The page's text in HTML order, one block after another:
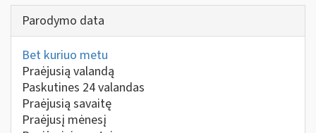
Parodymo data
Bet kuriuo metu
Praėjusią valandą
Paskutines 24 valandas
Praėjusią savaitę
Praėjusį mėnesį